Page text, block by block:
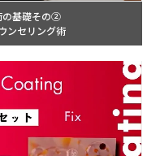
の基礎その②
ンセリング術